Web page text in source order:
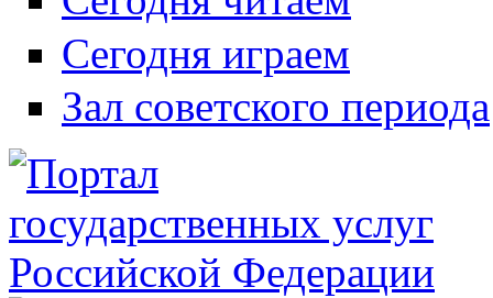
Сегодня играем
Зал советского периода